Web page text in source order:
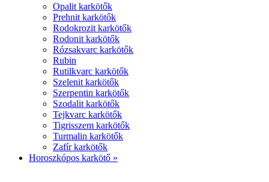
Opalit karkötők
Prehnit karkötők
Rodokrozit karkötők
Rodonit karkötők
Rózsakvarc karkötők
Rubin
Rutilkvarc karkötők
Szelenit karkötők
Szerpentin karkötők
Szodalit karkötők
Tejkvarc karkötők
Tigrisszem karkötők
Turmalin karkötők
Zafír karkötők
Horoszkópos karkötő »